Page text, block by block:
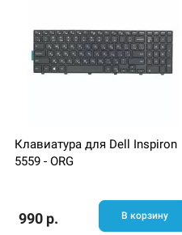
Клавиатура для Dell Inspiron
5559 - ORG
990 р. В корзину